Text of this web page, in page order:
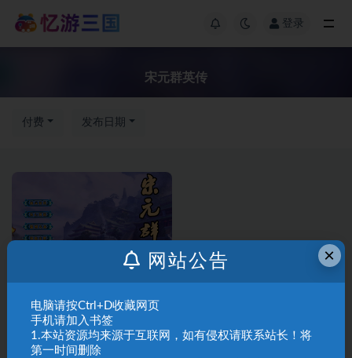
登录
宋元群英传
付费 发布日期
A02-63宋元群英传
95
×
网站公告
电脑请按Ctrl+D收藏网页
手机请加入书签
1.本站资源均来源于互联网，如有侵权请联系站长！将
第一时间删除